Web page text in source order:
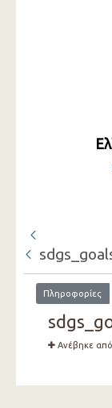
Πληροφορίες
Ανέβηκε